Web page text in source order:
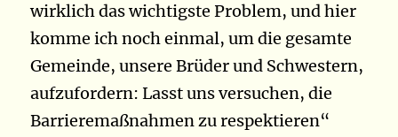
wirklich das wichtigste Problem, und hier
komme ich noch einmal, um die gesamte
Gemeinde, unsere Brüder und Schwestern,
aufzufordern: Lasst uns versuchen, die
Barrieremaßnahmen zu respektieren“